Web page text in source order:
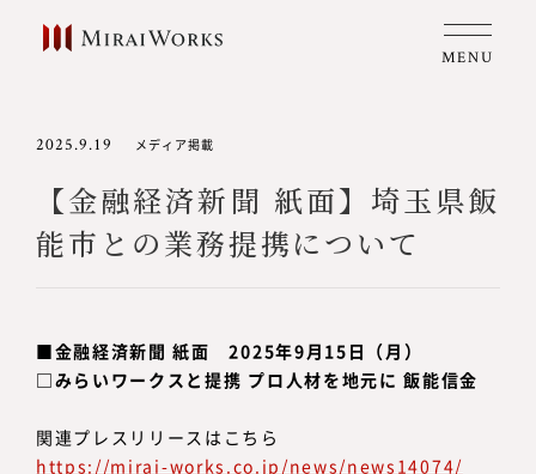
MENU
2025.9.19 メディア掲載
【金融経済新聞 紙面】埼玉県飯
能市との業務提携について
■金融経済新聞 紙面 2025年9月15日（月）
□みらいワークスと提携 プロ人材を地元に 飯能信金
関連プレスリリースはこちら
https://mirai-works.co.jp/news/news14074/